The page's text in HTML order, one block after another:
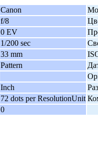
Canon
f/8
0 EV
1/200 sec
33 mm
Pattern
Inch
72 dots per ResolutionUnit
0